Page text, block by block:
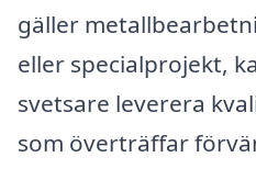
gäller
eller specialprojekt,
svetsare leverera
som överträffar